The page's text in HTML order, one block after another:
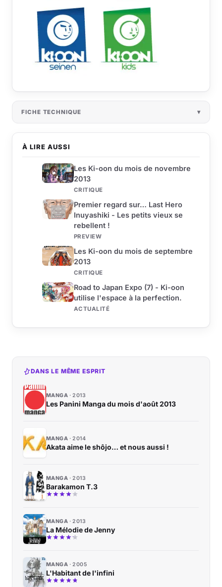
À LIRE AUSSI
Les Ki-oon du mois de novembre
2013
CRITIQUE
Premier regard sur… Last Hero
Inuyashiki - Les petits vieux se
rebellent !
PREVIEW
Les Ki-oon du mois de septembre
2013
CRITIQUE
Road to Japan Expo (7) - Ki-oon
utilise l'espace à la perfection.
ACTUALITÉ
FICHE TECHNIQUE
DANS LE MÊME ESPRIT
MANGA 2013
Les Panini Manga du mois d'août 2013
MANGA 2014
Akata aime le shôjo… et nous aussi !
MANGA 2013
Barakamon T.3
MANGA 2013
La Mélodie de Jenny
MANGA 2005
L'Habitant de l'infini